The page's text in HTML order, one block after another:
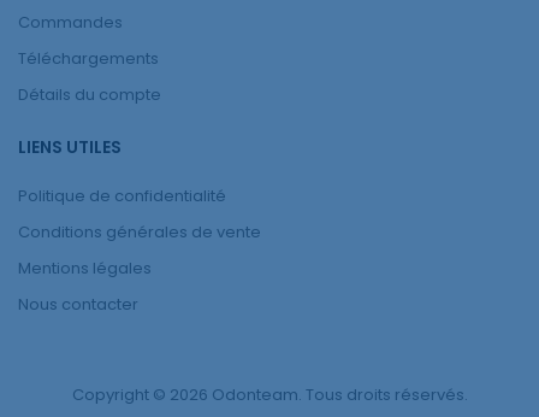
Commandes
Téléchargements
Détails du compte
LIENS UTILES
Politique de confidentialité
Conditions générales de vente
Mentions légales
Nous contacter
Copyright © 2026 Odonteam. Tous droits réservés.